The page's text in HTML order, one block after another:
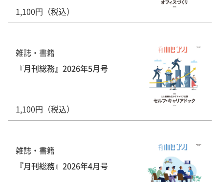
1,100円（税込）
雑誌・書籍
『月刊総務』2026年5月号
1,100円（税込）
雑誌・書籍
『月刊総務』2026年4月号